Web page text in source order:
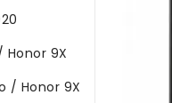
Honor 9X
/ Honor 9X